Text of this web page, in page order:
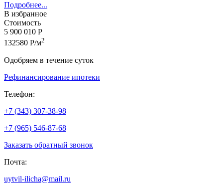
Подробнее...
В избранное
Стоимость
5 900 010 Р
132580 Р/м2
Одобряем в течение суток
Рефинансирование ипотеки
Телефон:
+7 (343) 307-38-98
+7 (965) 546-87-68
Заказать обратный звонок
Почта:
uytvil-ilicha@mail.ru